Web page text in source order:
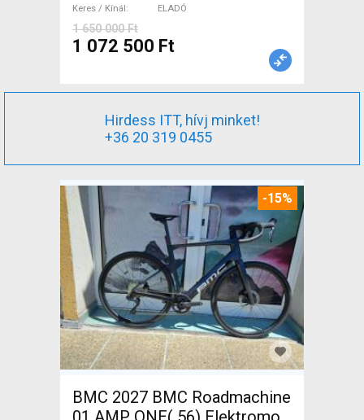
Keres / Kínál
ELADÓ
1 650 000 Ft
1 072 500 Ft
Hirdess ITT, hívj minket!
+36 20 319 0455
-15%
BMC 2027 BMC Roadmachine